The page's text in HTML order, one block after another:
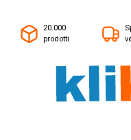
20.000
prodotti